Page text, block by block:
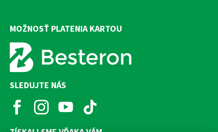
MOŽNOSŤ PLATENIA KARTOU
SLEDUJTE NÁS